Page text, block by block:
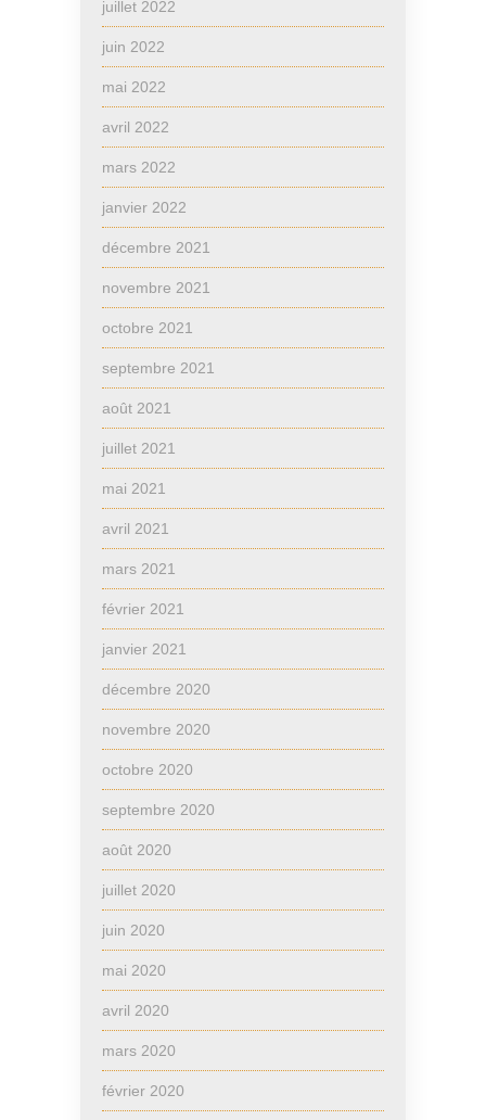
juillet 2022
juin 2022
mai 2022
avril 2022
mars 2022
janvier 2022
décembre 2021
novembre 2021
octobre 2021
septembre 2021
août 2021
juillet 2021
mai 2021
avril 2021
mars 2021
février 2021
janvier 2021
décembre 2020
novembre 2020
octobre 2020
septembre 2020
août 2020
juillet 2020
juin 2020
mai 2020
avril 2020
mars 2020
février 2020